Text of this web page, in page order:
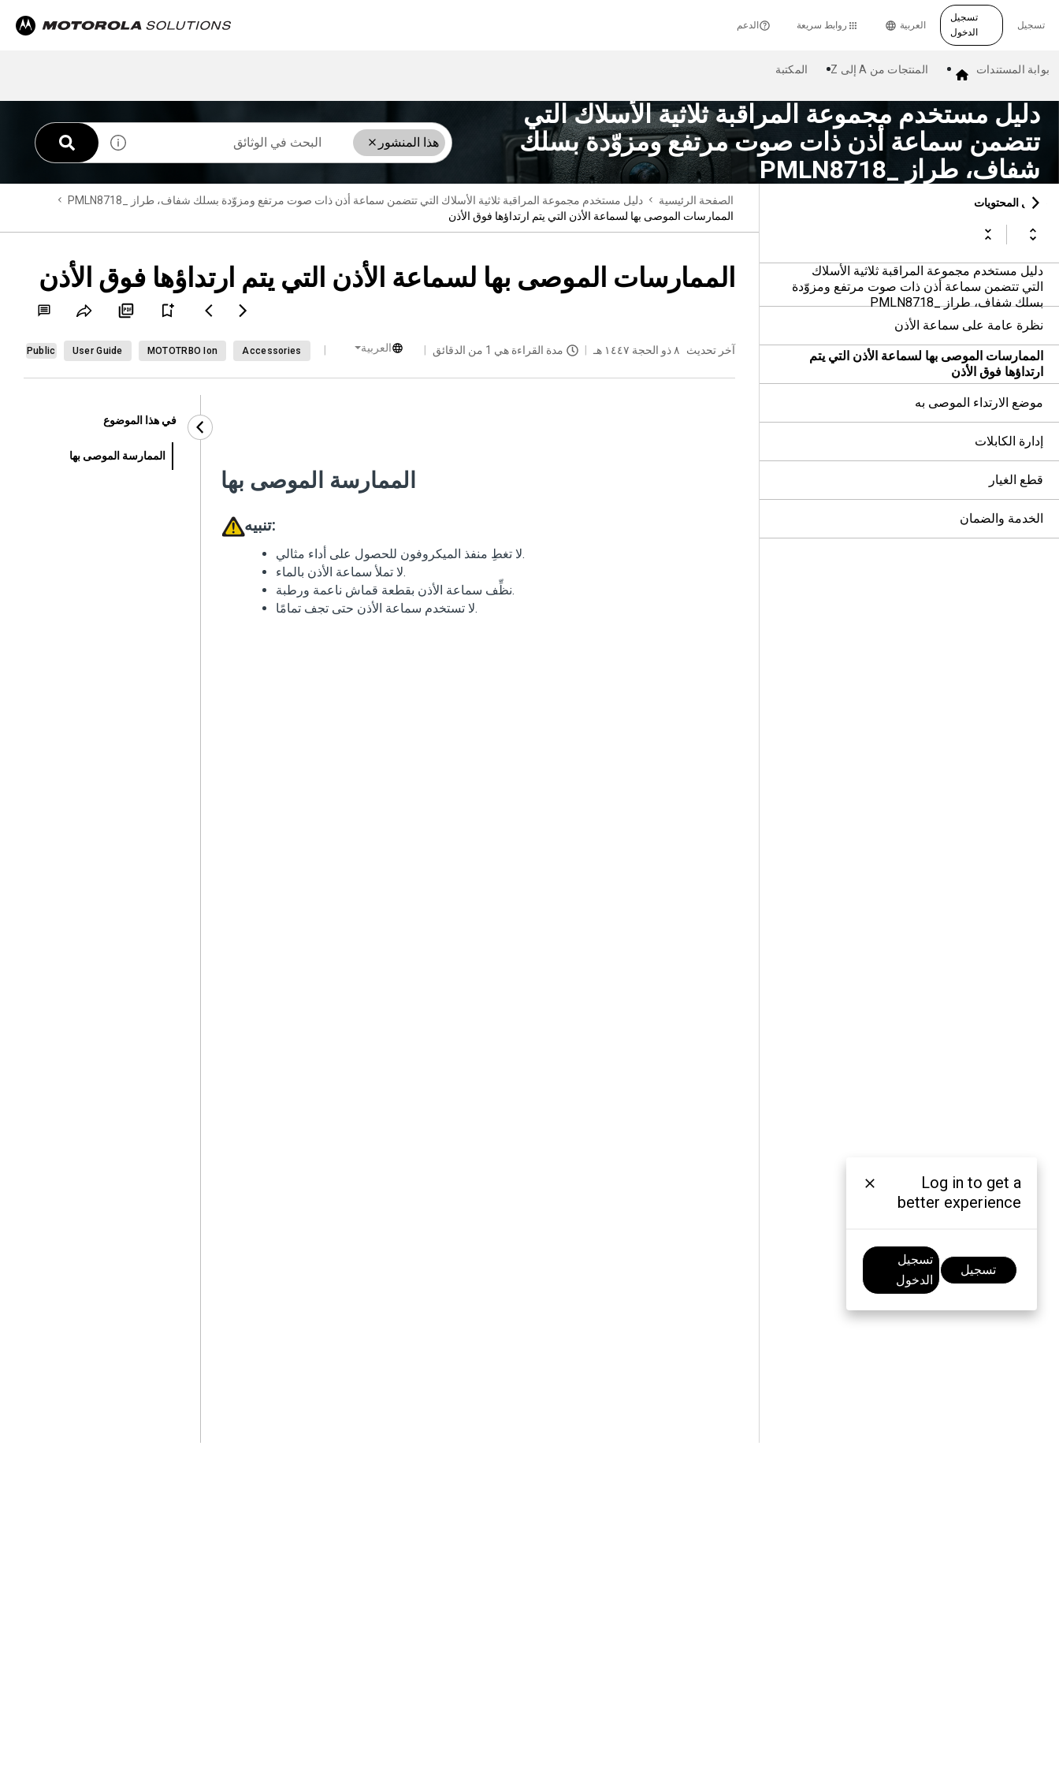
الدعم روابط سريعة تسجيل العربية
تسجيل
الدخول
بوابة المستندات المنتجات من A إلى Z المكتبة
دليل مستخدم مجموعة المراقبة ثلاثية الأسلاك التي
تتضمن سماعة أذن ذات صوت مرتفع ومزوّدة بسلك
شفاف، طراز PMLN8718_‎
هذا المنشور
جدول المحتويات
دليل مستخدم مجموعة المراقبة ثلاثية الأسلاك
التي تتضمن سماعة أذن ذات صوت مرتفع ومزوّدة
بسلك شفاف، طراز PMLN8718_‎
نظرة عامة على سماعة الأذن
الممارسات الموصى بها لسماعة الأذن التي يتم
ارتداؤها فوق الأذن
موضع الارتداء الموصى به
إدارة الكابلات
قطع الغيار
الخدمة والضمان
الصفحة الرئيسية
دليل مستخدم مجموعة المراقبة ثلاثية الأسلاك التي تتضمن سماعة أذن ذات صوت مرتفع ومزوّدة بسلك شفاف، طراز PMLN8718_‎
الممارسات الموصى بها لسماعة الأذن التي يتم ارتداؤها فوق الأذن
الممارسات الموصى بها لسماعة الأذن التي يتم ارتداؤها فوق الأذن
آخر تحديث ٨ ذو الحجة ١٤٤٧ هـ مدة القراءة هي 1 من الدقائق العربية Accessories
MOTOTRBO Ion
User Guide
Public
الممارسة الموصى بها
تنبيه:
لا تغطِ منفذ الميكروفون للحصول على أداء مثالي.
لا تملأ سماعة الأذن بالماء.
نظِّف سماعة الأذن بقطعة قماش ناعمة ورطبة.
لا تستخدم سماعة الأذن حتى تجف تمامًا.
في هذا الموضوع
الممارسة الموصى بها
Log in to get a
better experience
تسجيل
تسجيل
الدخول